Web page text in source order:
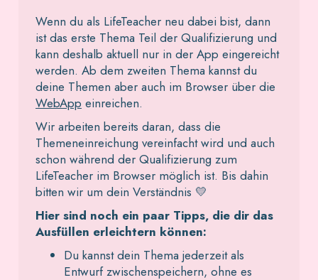
Wenn du als LifeTeacher neu dabei bist, dann
ist das erste Thema Teil der Qualifizierung und
kann deshalb aktuell nur in der App eingereicht
werden. Ab dem zweiten Thema kannst du
deine Themen aber auch im Browser über die
WebApp einreichen.
Wir arbeiten bereits daran, dass die
Themeneinreichung vereinfacht wird und auch
schon während der Qualifizierung zum
LifeTeacher im Browser möglich ist. Bis dahin
bitten wir um dein Verständnis 💛
Hier sind noch ein paar Tipps, die dir das
Ausfüllen erleichtern können:
Du kannst dein Thema jederzeit als
Entwurf zwischenspeichern, ohne es